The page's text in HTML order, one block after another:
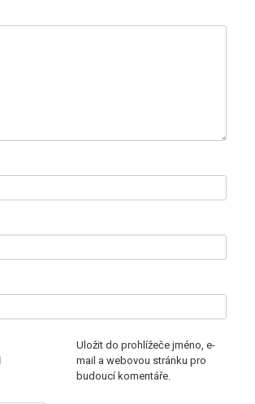
Uložit do prohlížeče jméno, e-
mail a webovou stránku pro
budoucí komentáře.